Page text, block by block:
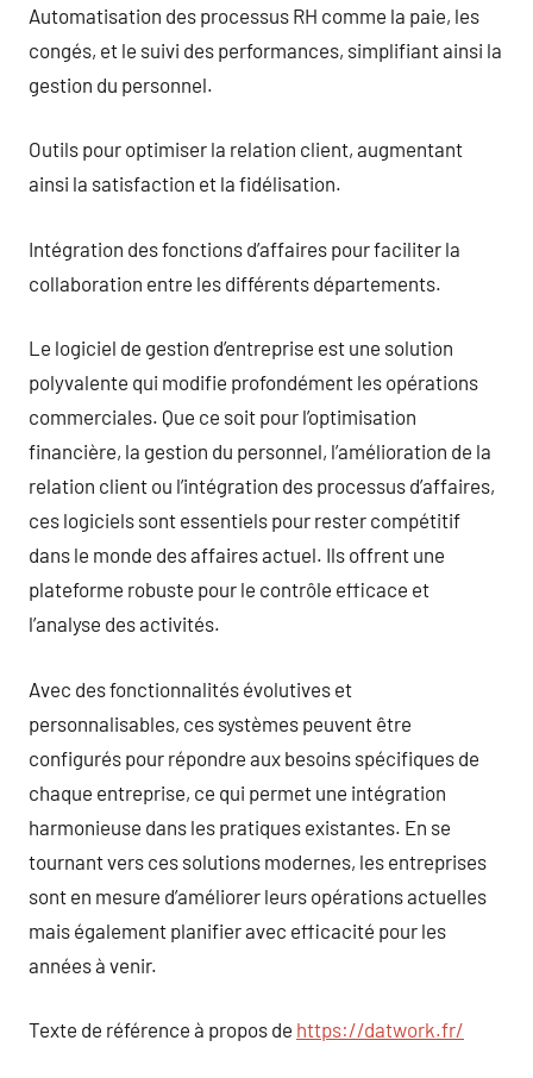
Automatisation des processus RH comme la paie, les
congés, et le suivi des performances, simplifiant ainsi la
gestion du personnel.
Outils pour optimiser la relation client, augmentant
ainsi la satisfaction et la fidélisation.
Intégration des fonctions d’affaires pour faciliter la
collaboration entre les différents départements.
Le logiciel de gestion d’entreprise est une solution
polyvalente qui modifie profondément les opérations
commerciales. Que ce soit pour l’optimisation
financière, la gestion du personnel, l’amélioration de la
relation client ou l’intégration des processus d’affaires,
ces logiciels sont essentiels pour rester compétitif
dans le monde des affaires actuel. Ils offrent une
plateforme robuste pour le contrôle efficace et
l’analyse des activités.
Avec des fonctionnalités évolutives et
personnalisables, ces systèmes peuvent être
configurés pour répondre aux besoins spécifiques de
chaque entreprise, ce qui permet une intégration
harmonieuse dans les pratiques existantes. En se
tournant vers ces solutions modernes, les entreprises
sont en mesure d’améliorer leurs opérations actuelles
mais également planifier avec efficacité pour les
années à venir.
Texte de référence à propos de https://datwork.fr/